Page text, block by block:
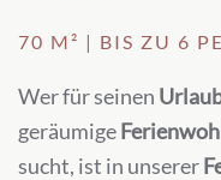
70 M² | BIS ZU 6
Wer für seinen
geräumige
sucht, ist in unserer